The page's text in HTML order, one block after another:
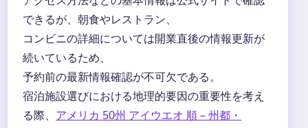
できるが、朝食やレストラン、
コンビニの詳細については開業直後の情報更新が
続いているため、
予約前の最新情報確認が不可欠である。
宿泊施設選びにおける地理的要因の重要性を考え
る際、 アメリカ 50州 アイウエオ 順 – 州都・